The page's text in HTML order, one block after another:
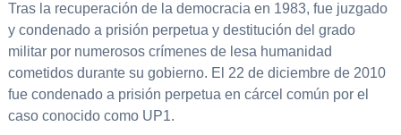
Tras la recuperación de la democracia en 1983, fue juzgado
y condenado a prisión perpetua y destitución del grado
militar por numerosos crímenes de lesa humanidad
cometidos durante su gobierno. El 22 de diciembre de 2010
fue condenado a prisión perpetua en cárcel común por el
caso conocido como UP1.